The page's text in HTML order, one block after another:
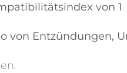
von 1
von Entzündungen,